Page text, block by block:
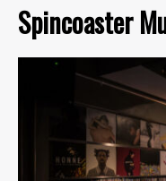
Spincoaster